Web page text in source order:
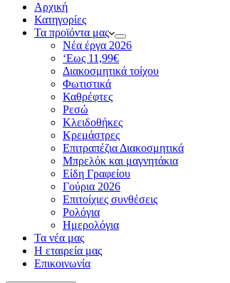
Αρχική
Κατηγορίες
Τα προϊόντα μας
Νέα έργα 2026
‘Εως 11,99€
Διακοσμητικά τοίχου
Φωτιστικά
Καθρέφτες
Ρεσώ
Kλειδοθήκες
Κρεμάστρες
Επιτραπέζια Διακοσμητικά
Μπρελόκ και μαγνητάκια
Είδη Γραφείου
Γούρια 2026
Επιτοίχιες συνθέσεις
Ρολόγια
Ημερολόγια
Τα νέα μας
Η εταιρεία μας
Επικοινωνία